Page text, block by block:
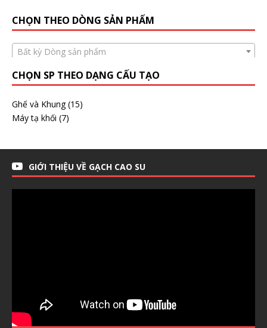
CHỌN THEO DÒNG SẢN PHẨM
Bất kỳ Dòng sản phẩm
CHỌN SP THEO DẠNG CẤU TẠO
Ghế và Khung (15)
Máy tạ khối (7)
GIỚI THIỆU VỀ GẠCH CAO SU